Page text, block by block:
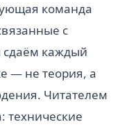
команда
с
сдаём каждый
— не теория, а
Читателем
технические